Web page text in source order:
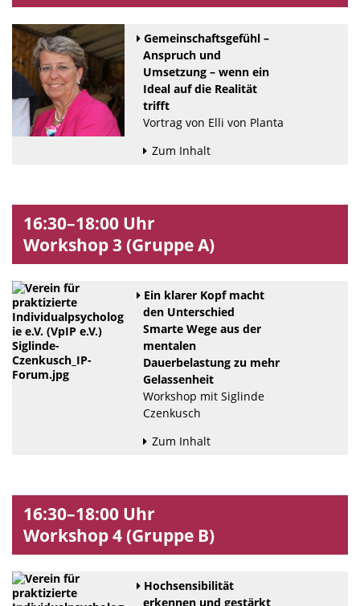
Gemeinschaftsgefühl –
Anspruch und
Umsetzung – wenn ein
Ideal auf die Realität
trifft
Vortrag von Elli von Planta
Zum Inhalt
16:30–18:00 Uhr
Workshop 3 (Gruppe A)
Ein klarer Kopf macht
den Unterschied
Smarte Wege aus der
mentalen
Dauerbelastung zu mehr
Gelassenheit
Workshop mit Siglinde
Czenkusch
Zum Inhalt
16:30–18:00 Uhr
Workshop 4 (Gruppe B)
Hochsensibilität
erkennen und gestärkt